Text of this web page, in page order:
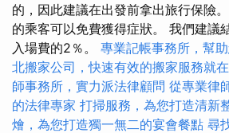
的，因此建議在出發前拿出旅行保險
的乘客可以免費獲得症狀。 我們建議
入場費的2％。 專業記帳事務所，幫
北搬家公司，快速有效的搬家服務就
師事務所，實力派法律顧問 從專業律
的法律專家 打掃服務，為您打造清新
燴，為您打造獨一無二的宴會餐點 尋